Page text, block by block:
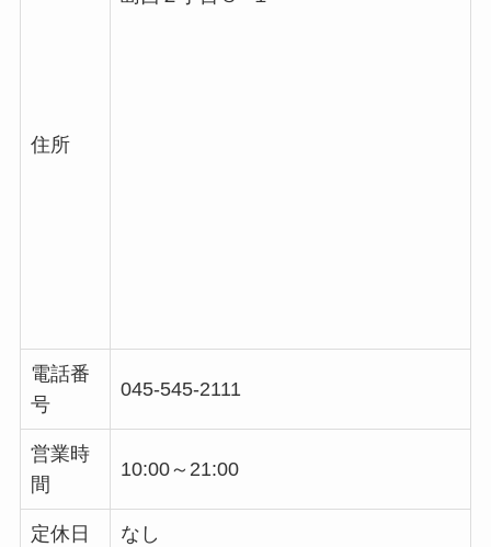
住所
電話番
号
045-545-2111
営業時
間
10:00～21:00
定休日 なし